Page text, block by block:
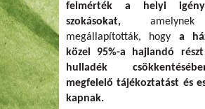
felmérték a helyi
szokásokat, amelynek
megállapították, hogy a
közel 95%-a hajlandó
hulladék
megfelelő tájékoztatást és
kapnak.